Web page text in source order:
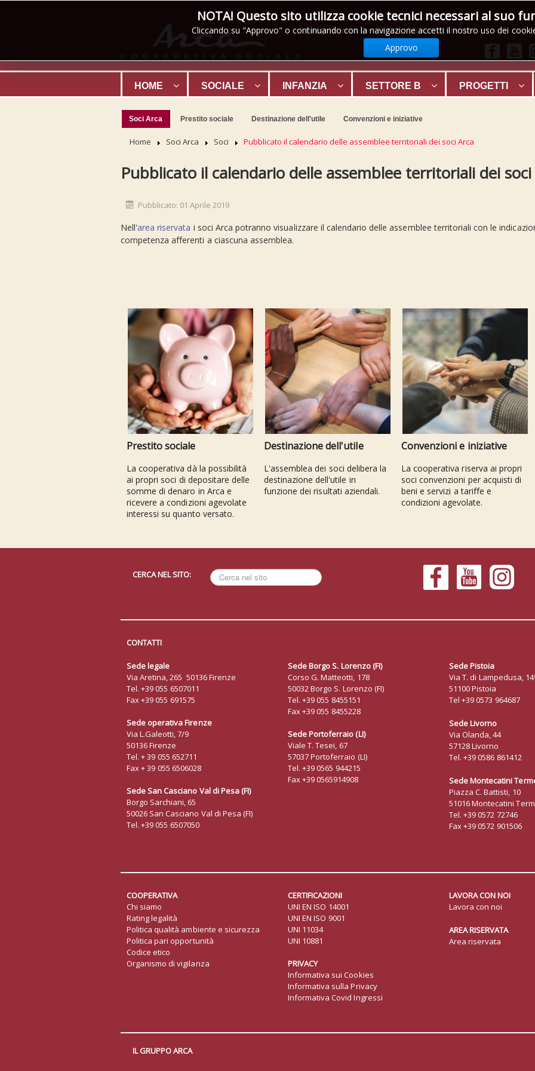
Area riservata Soci Lavora con noi
HOME SOCIALE INFANZIA SETTORE B PROGETTI
Soci Arca Prestito sociale Destinazione dell'utile Convenzioni e iniziative
Home Soci Arca Soci Pubblicato il calendario delle assemblee territoriali dei soci Arca
Pubblicato il calendario delle assemblee territoriali dei soci
Pubblicato: 01 Aprile 2019
Nell'area riservata i soci Arca potranno visualizzare il calendario delle assemblee territoriali con le
competenza afferenti a ciascuna assemblea.
Prestito sociale
La cooperativa dà la possibilità
ai propri soci di depositare delle
somme di denaro in Arca e
ricevere a condizioni agevolate
interessi su quanto versato.
Destinazione dell'utile
L'assemblea dei soci delibera la
destinazione dell'utile in
funzione dei risultati aziendali.
Convenzioni e iniziative
La cooperativa riserva ai propri
soci convenzioni per acquisti di
beni e servizi a tariffe e
condizioni agevolate.
CERCA NEL SITO:
Cerca
nel
CONTATTI
Sede legale
Via Aretina, 265 50136 Firenze
Tel. +39 055 6507011
Fax +39 055 691575
Sede operativa Firenze
Via L.Galeotti, 7/9
50136 Firenze
Tel. + 39 055 652711
Fax + 39 055 6506028
Sede San Casciano Val di Pesa (FI)
Borgo Sarchiani, 65
50026 San Casciano Val di Pesa (FI)
Tel. +39 055 6507050
Sede Borgo S. Lorenzo (FI)
Corso G. Matteotti, 178
50032 Borgo S. Lorenzo (FI)
Tel. +39 055 8455151
Fax +39 055 8455228
Sede Portoferraio (LI)
Viale T. Tesei, 67
57037 Portoferraio (LI)
Tel. +39 0565 944215
Fax +39 0565914908
Sede Pistoia
Via T. di Lampedusa,
51100 Pistoia
Tel +39 0573 964687
Sede Livorno
Via Olanda, 44
57128 Livorno
Tel. +39 0586 861412
Sede Montecatini
Piazza C. Battisti, 10
51016 Montecatini
Tel. +39 0572 72746
Fax +39 0572 901506
COOPERATIVA
Chi siamo
Rating legalità
Politica qualità ambiente e sicurezza
Politica pari opportunità
Codice etico
Organismo di vigilanza
CERTIFICAZIONI
UNI EN ISO 14001
UNI EN ISO 9001
UNI 11034
UNI 10881
PRIVACY
Informativa sui Cookies
Informativa sulla Privacy
Informativa Covid Ingressi
LAVORA CON NOI
Lavora con noi
AREA RISERVATA
Area riservata
IL GRUPPO ARCA
NOTA! Questo sito utilizza cookie tecnici necessari al suo
Cliccando su "Approvo" o continuando con la navigazione accetti il nostro uso dei
Approvo